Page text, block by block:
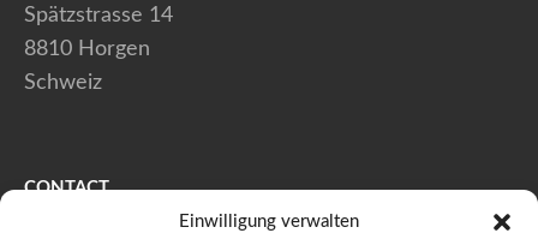
Einwilligung verwalten
Spätzstrasse 14
8810 Horgen
Schweiz
CONTACT